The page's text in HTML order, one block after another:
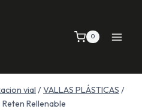
0
vial /VALLAS PLÁSTICAS /
Rellenable